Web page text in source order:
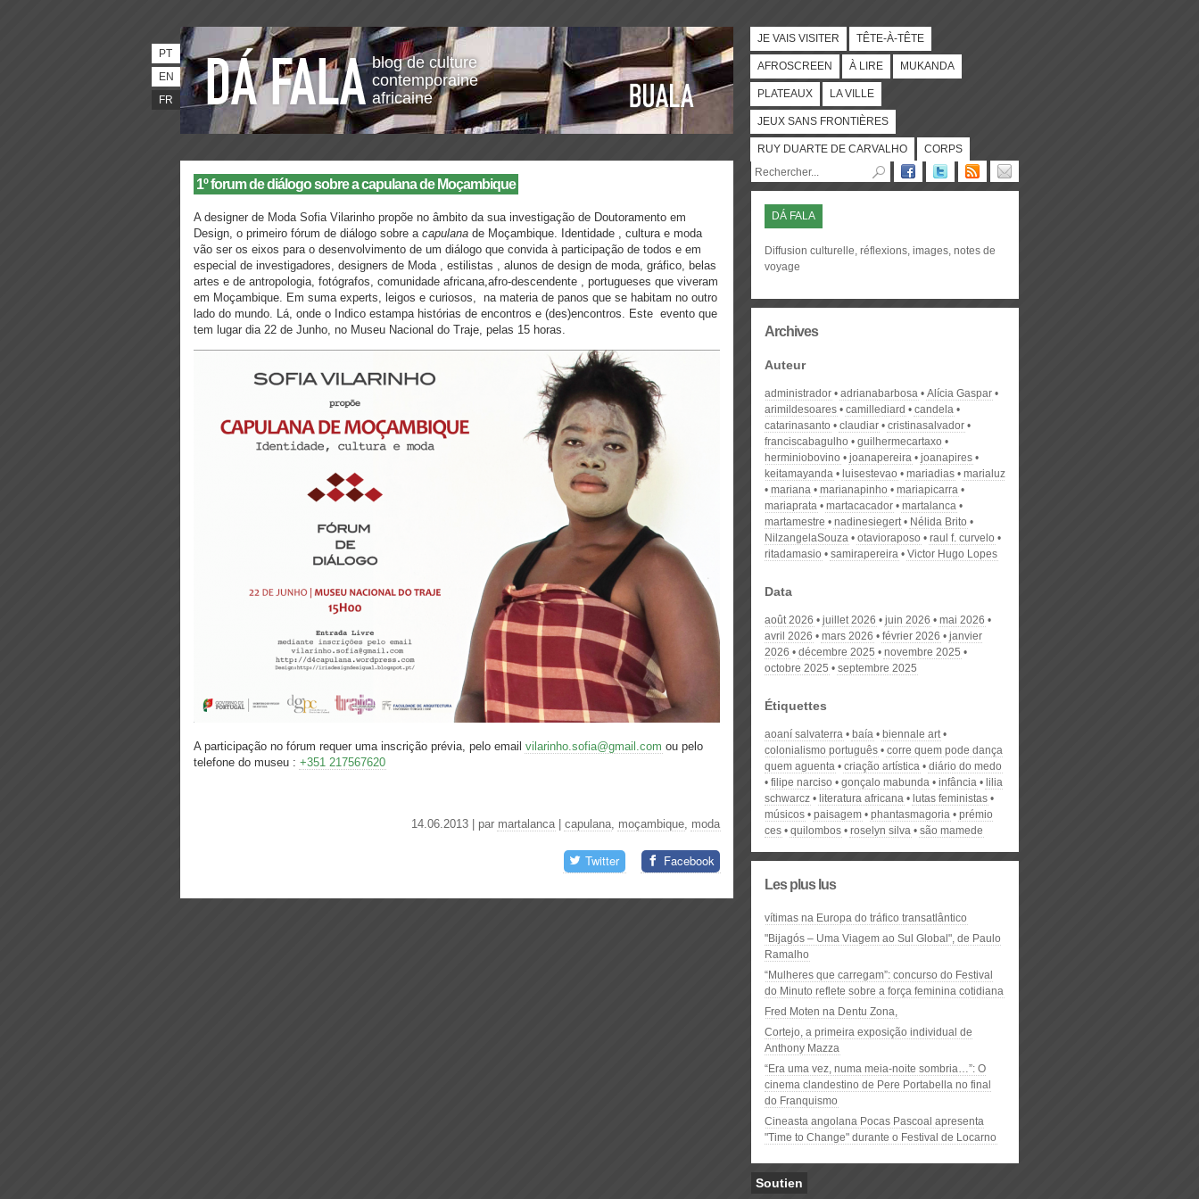
blog de culture
contemporaine
africaine
PT
EN
FR
JE VAIS VISITER TÊTE-À-TÊTE
AFROSCREEN À LIRE MUKANDA
PLATEAUX LA VILLE
JEUX SANS FRONTIÈRES
RUY DUARTE DE CARVALHO CORPS
1º forum de diálogo sobre a capulana de Moçambique
A designer de Moda Sofia Vilarinho propõe no âmbito da sua investigação de Doutoramento em
Design, o primeiro fórum de diálogo sobre a capulana de Moçambique. Identidade , cultura e moda
vão ser os eixos para o desenvolvimento de um diálogo que convida à participação de todos e em
especial de investigadores, designers de Moda , estilistas , alunos de design de moda, gráfico, belas
artes e de antropologia, fotógrafos, comunidade africana,afro-descendente , portugueses que viveram
em Moçambique. Em suma experts, leigos e curiosos, na materia de panos que se habitam no outro
lado do mundo. Lá, onde o Indico estampa histórias de encontros e (des)encontros. Este evento que
tem lugar dia 22 de Junho, no Museu Nacional do Traje, pelas 15 horas.
A participação no fórum requer uma inscrição prévia, pelo email vilarinho.sofia@gmail.com ou pelo
telefone do museu : +351 217567620
14.06.2013 | par martalanca| capulana, moçambique, moda
Twitter Facebook
DÁ FALA
Diffusion culturelle, réflexions, images, notes de
voyage
Archives
Auteur
administrador adrianabarbosa
Alícia Gaspar
arimildesoares
camillediard
candela
catarinasanto
claudiar
cristinasalvador
franciscabagulho
guilhermecartaxo
herminiobovino
joanapereira
joanapires
keitamayanda
luisestevao mariadias
marialuz
mariana
marianapinho
mariapicarra
mariaprata
martacacador
martalanca
martamestre
nadinesiegert
Nélida Brito
NilzangelaSouza
otavioraposo
raul f. curvelo
ritadamasio
samirapereira Victor Hugo Lopes
Data
août 2026 juillet 2026 juin 2026
mai 2026
avril 2026
mars 2026 février 2026
janvier
2026
décembre 2025
novembre 2025
octobre 2025
septembre 2025
Étiquettes
aoaní salvaterra baía
biennale art
colonialismo português
corre quem pode dança
quem aguenta
criação artística
diário do medo
filipe narciso
gonçalo mabunda infância
lilia
schwarcz
literatura africana
lutas feministas
músicos
paisagem phantasmagoria
prémio
ces
quilombos roselyn silva são mamede
Les plus lus
vítimas na Europa do tráfico transatlântico
"Bijagós – Uma Viagem ao Sul Global", de Paulo
Ramalho
“Mulheres que carregam”: concurso do Festival
do Minuto reflete sobre a força feminina cotidiana
Fred Moten na Dentu Zona,
Cortejo, a primeira exposição individual de
Anthony Mazza
“Era uma vez, numa meia-noite sombria…”: O
cinema clandestino de Pere Portabella no final
do Franquismo
Cineasta angolana Pocas Pascoal apresenta
"Time to Change" durante o Festival de Locarno
Soutien